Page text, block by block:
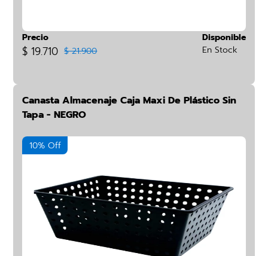
Precio
$ 19.710 $ 21.900
Disponible
En Stock
Canasta Almacenaje Caja Maxi De Plástico Sin
Tapa - NEGRO
10% Off